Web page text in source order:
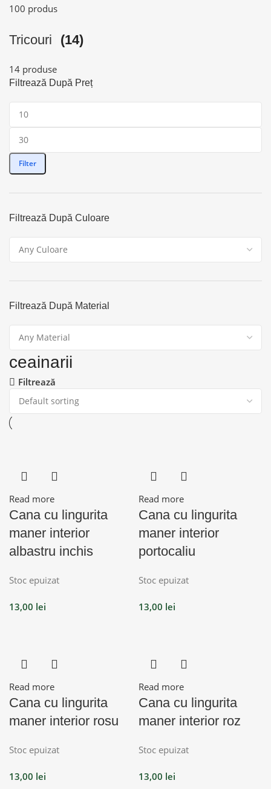
100 produs
Tricouri (14)
14 produse
Filtrează După Preț
Filter
Filtrează După Culoare
Filtrează După Material
ceainarii
Filtrează
Read more
Cana cu lingurita
maner interior
albastru inchis
Stoc epuizat
13,00 lei
Read more
Cana cu lingurita
maner interior
portocaliu
Stoc epuizat
13,00 lei
Read more
Cana cu lingurita
maner interior rosu
Stoc epuizat
13,00 lei
Read more
Cana cu lingurita
maner interior roz
Stoc epuizat
13,00 lei